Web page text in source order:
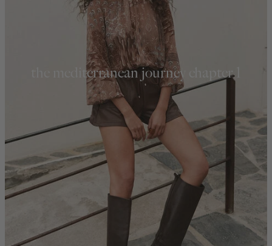
the mediterranean journey chapter 1